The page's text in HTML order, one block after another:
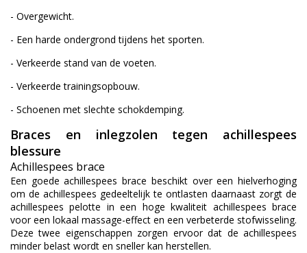
- Overgewicht.
- Een harde ondergrond tijdens het sporten.
- Verkeerde stand van de voeten.
- Verkeerde trainingsopbouw.
- Schoenen met slechte schokdemping.
Braces en inlegzolen tegen achillespees
blessure
Achillespees brace
Een goede achillespees brace beschikt over een hielverhoging
om de achillespees gedeeltelijk te ontlasten daarnaast zorgt de
achillespees pelotte in een hoge kwaliteit achillespees brace
voor een lokaal massage-effect en een verbeterde stofwisseling.
Deze twee eigenschappen zorgen ervoor dat de achillespees
minder belast wordt en sneller kan herstellen.